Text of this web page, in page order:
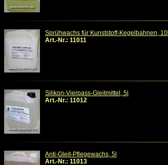
Sprühwachs für Kunststoff-Kegelbahnen, 10l
Art.-Nr.: 11011
Silikon-Vierpass-Gleitmittel, 5l
Art.-Nr.: 11012
Anti-Gleit-Pflegewachs, 5l
Art.-Nr.: 11013